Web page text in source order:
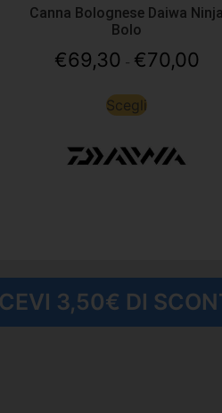
Canna Bolognese Daiwa Ninja
Bolo
€69,30 - €70,00
Scegli
3,50€ DI